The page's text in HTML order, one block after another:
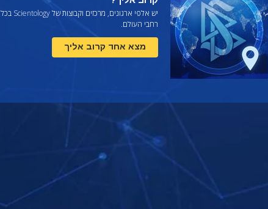
יש אלפי ארגונים, מרכזים וקבוצות של Scientology בכל
רחבי העולם.
מצא אחד קרוב אליך